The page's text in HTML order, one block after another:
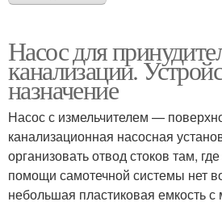
Насос для
канализации.
назначение
Насос с измельчителем —
канализационная насосная
организовать отвод стоков там,
помощи самотечной системы нет
небольшая пластиковая емкость